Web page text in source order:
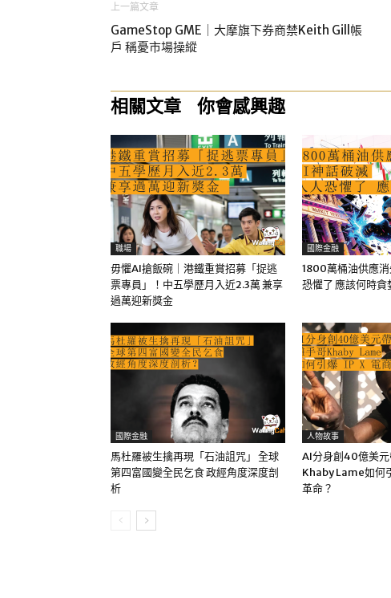
上一篇文章
GameStop GME｜大摩旗下券商禁Keith Gill帳
戶 稱憂市場操縱
相關文章 你會感興趣
職場
毋懼AI搶飯碗｜港鐵重賞招募「捉逃
票專員」！中五學歷月入近2.3萬 兼享
過萬迎新獎金
國際金融
1800萬桶油供應
恐懼了 應該何時貪
國際金融
馬杜羅被生擒再現「石油詛咒」 全球
第四富國變全民乞食 政經角度深度剖
析
人物故事
AI分身創40億美元
Khaby Lame如何
革命？